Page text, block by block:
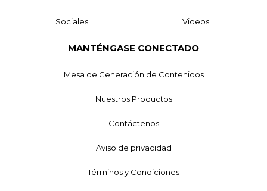
Sociales Videos
MANTÉNGASE CONECTADO
Mesa de Generación de Contenidos
Nuestros Productos
Contáctenos
Aviso de privacidad
Términos y Condiciones